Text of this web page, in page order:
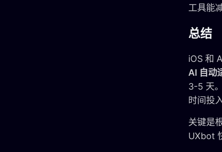
工具能
总结
iOS 和
AI 自动
3-5 天
时间投
关键是
UXbot